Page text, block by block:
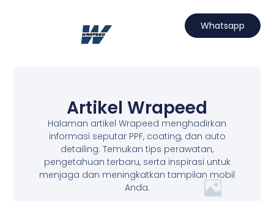
Whatsapp
Artikel Wrapeed
Halaman artikel Wrapeed menghadirkan
informasi seputar PPF, coating, dan auto
detailing. Temukan tips perawatan,
pengetahuan terbaru, serta inspirasi untuk
menjaga dan meningkatkan tampilan mobil
Anda.